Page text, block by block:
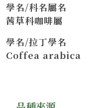
學名/科名屬名
茜草科咖啡屬
學名/拉丁學名
Coffea arabica